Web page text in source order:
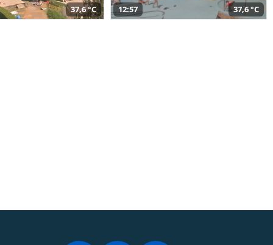
37,6 °C 12:57 37,6 °C